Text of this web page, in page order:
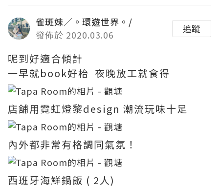
雀斑妹／。環遊世界。/
發佈於 2020.03.06
追蹤
呢到好適合傾計
一早就book好枱 夜晚放工就食得
店舖用霓虹燈黎design 潮流玩味十足
內外都非常有格調同氣氛！
西班牙海鮮鍋飯 ( 2人)